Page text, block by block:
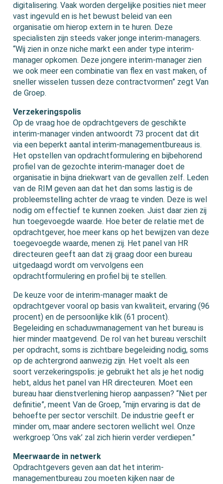
digitalisering. Vaak worden dergelijke posities niet meer
vast ingevuld en is het bewust beleid van een
organisatie om hierop extern in te huren. Deze
specialisten zijn steeds vaker jonge interim-managers.
“Wij zien in onze niche markt een ander type interim-
manager opkomen. Deze jongere interim-manager zien
we ook meer een combinatie van flex en vast maken, of
sneller wisselen tussen deze contractvormen” zegt Van
de Groep.
Verzekeringspolis
Op de vraag hoe de opdrachtgevers de geschikte
interim-manager vinden antwoordt 73 procent dat dit
via een beperkt aantal interim-managementbureaus is.
Het opstellen van opdrachtformulering en bijbehorend
profiel van de gezochte interim-manager doet de
organisatie in bijna driekwart van de gevallen zelf. Leden
van de RIM geven aan dat het dan soms lastig is de
probleemstelling achter de vraag te vinden. Deze is wel
nodig om effectief te kunnen zoeken. Juist daar zien zij
hun toegevoegde waarde. Hoe beter de relatie met de
opdrachtgever, hoe meer kans op het bewijzen van deze
toegevoegde waarde, menen zij. Het panel van HR
directeuren geeft aan dat zij graag door een bureau
uitgedaagd wordt om vervolgens een
opdrachtformulering en profiel bij te stellen.
De keuze voor de interim-manager maakt de
opdrachtgever vooral op basis van kwaliteit, ervaring (96
procent) en de persoonlijke klik (61 procent).
Begeleiding en schaduwmanagement van het bureau is
hier minder maatgevend. De rol van het bureau verschilt
per opdracht, soms is zichtbare begeleiding nodig, soms
op de achtergrond aanwezig zijn. Het voelt als een
soort verzekeringspolis: je gebruikt het als je het nodig
hebt, aldus het panel van HR directeuren. Moet een
bureau haar dienstverlening hierop aanpassen? “Niet per
definitie”, meent Van de Groep, “mijn ervaring is dat de
behoefte per sector verschilt. De industrie geeft er
minder om, maar andere sectoren wellicht wel. Onze
werkgroep ‘Ons vak’ zal zich hierin verder verdiepen.”
Meerwaarde in netwerk
Opdrachtgevers geven aan dat het interim-
managementbureau zou moeten kijken naar de